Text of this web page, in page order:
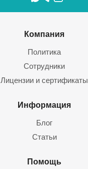
Компания
Политика
Сотрудники
Лицензии и сертификаты
Информация
Блог
Статьи
Помощь